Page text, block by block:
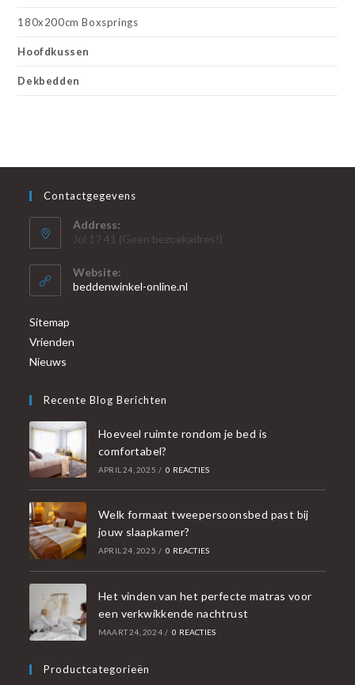
180x200cm Boxsprings
Hoofdkussen
Dekbedden
Contactgegevens
Address:
Jol 17 41 (Geen bezoekadres!)
Website:
beddenwinkel-online.nl
Sitemap
Vrienden
Nieuws
Recente Blog Berichten
Hoeveel ruimte rondom je bed is
comfortabel?
APRIL 24, 2025 / 0 REACTIES
Welk formaat tweepersoonsbed past bij
jouw slaapkamer?
APRIL 24, 2025 / 0 REACTIES
Het vinden van het perfecte matras voor
een verkwikkende nachtrust
MAART 24, 2024 / 0 REACTIES
Productcategorieën